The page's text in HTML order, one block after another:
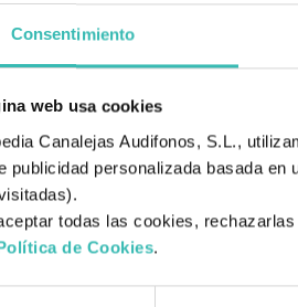
Consentimiento
web usa cookies
Canalejas Audifonos, S.L.,
publicidad personalizada basada en
todas las cookies,
de Cookies.